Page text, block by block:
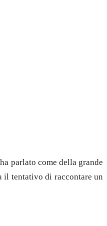
parlato come della grande
il tentativo di raccontare un